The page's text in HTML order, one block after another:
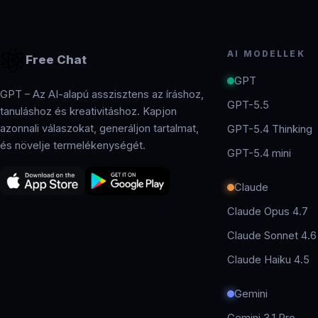
Free Chat
GPT – Az AI-alapú asszisztens az íráshoz,
tanuláshoz és kreativitáshoz. Kapjon
azonnali válaszokat, generáljon tartalmat,
és növelje termelékenységét.
AI MODELLEK
GPT
GPT-5.5
GPT-5.4 Thinking
GPT-5.4 mini
Claude
Claude Opus 4.7
Claude Sonnet 4.6
Claude Haiku 4.5
Gemini